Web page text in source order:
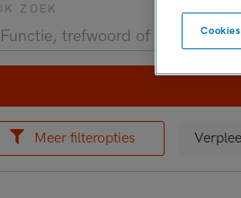
IK ZOEK
Meer filteropties